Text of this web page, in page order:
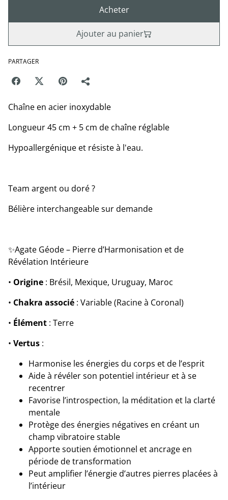
Acheter
Ajouter au panier
PARTAGER
Chaîne en acier inoxydable
Longueur 45 cm + 5 cm de chaîne réglable
Hypoallergénique et résiste à l'eau.
Team argent ou doré ?
Bélière interchangeable sur demande
✨Agate Géode – Pierre d’Harmonisation et de
Révélation Intérieure
• Origine : Brésil, Mexique, Uruguay, Maroc
• Chakra associé : Variable (Racine à Coronal)
• Élément : Terre
• Vertus :
Harmonise les énergies du corps et de l’esprit
Aide à révéler son potentiel intérieur et à se
recentrer
Favorise l’introspection, la méditation et la clarté
mentale
Protège des énergies négatives en créant un
champ vibratoire stable
Apporte soutien émotionnel et ancrage en
période de transformation
Peut amplifier l’énergie d’autres pierres placées à
l’intérieur